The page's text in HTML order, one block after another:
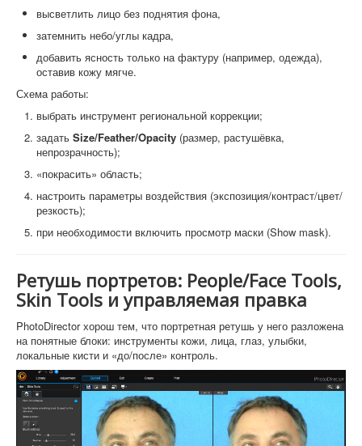
высветлить лицо без поднятия фона,
затемнить небо/углы кадра,
добавить ясность только на фактуру (например, одежда),
оставив кожу мягче.
Схема работы:
выбрать инструмент региональной коррекции;
задать Size/Feather/Opacity (размер, растушёвка,
непрозрачность);
«покрасить» область;
настроить параметры воздействия (экспозиция/контраст/цвет/
резкость);
при необходимости включить просмотр маски (Show mask).
Ретушь портретов: People/Face Tools,
Skin Tools и управляемая правка
PhotoDirector хорош тем, что портретная ретушь у него разложена
на понятные блоки: инструменты кожи, лица, глаз, улыбки,
локальные кисти и «до/после» контроль.